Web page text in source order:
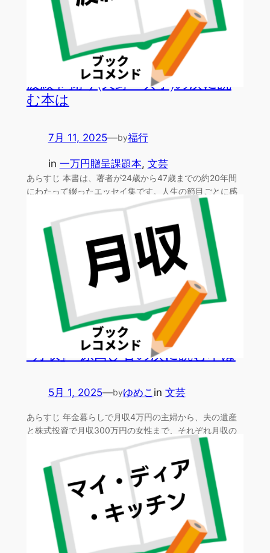
波紋を掬う(天野 典子)の次に読
む本は
7月 11, 2025—by福行
in 一万円贈呈課題本, 文芸
あらすじ 本書は、著者が24歳から47歳までの約20年間
にわたって綴ったエッセイ集です。人生の節目ごとに感
『月収』 原田ひ香の次に読む本は
5月 1, 2025—byゆめこ in 文芸
あらすじ 年金暮らしで月収4万円の主婦から、夫の遺産
と株式投資で月収300万円の女性まで、それぞれ月収の